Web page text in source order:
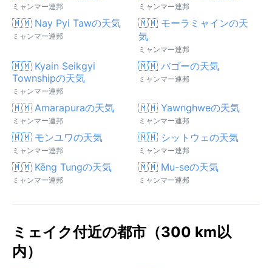
ミャンマー連邦 ミャンマー連邦
🇲🇲 Nay Pyi Tawの天気
ミャンマー連邦
🇲🇲 モーラミャインの天
気
ミャンマー連邦
🇲🇲 Kyain Seikgyi
Townshipの天気
ミャンマー連邦
🇲🇲 バゴーの天気
ミャンマー連邦
🇲🇲 Amarapuraの天気
ミャンマー連邦
🇲🇲 Yawnghweの天気
ミャンマー連邦
🇲🇲 モンユワの天気
ミャンマー連邦
🇲🇲 シットウェの天気
ミャンマー連邦
🇲🇲 Kēng Tungの天気
ミャンマー連邦
🇲🇲 Mu-seの天気
ミャンマー連邦
ミェイク付近の都市（300 km以
内）